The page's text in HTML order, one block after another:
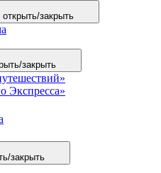
закрыть
закрыть
Экспресса»
закрыть